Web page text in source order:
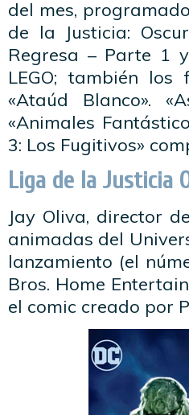
del mes,
de la Justicia:
Regresa – Parte 1
LEGO; también los
«Ataúd Blanco».
«Animales
3: Los Fugitivos»
Liga de la Justicia
Jay Oliva, director
animadas del
lanzamiento (el
Bros. Home
el comic creado por